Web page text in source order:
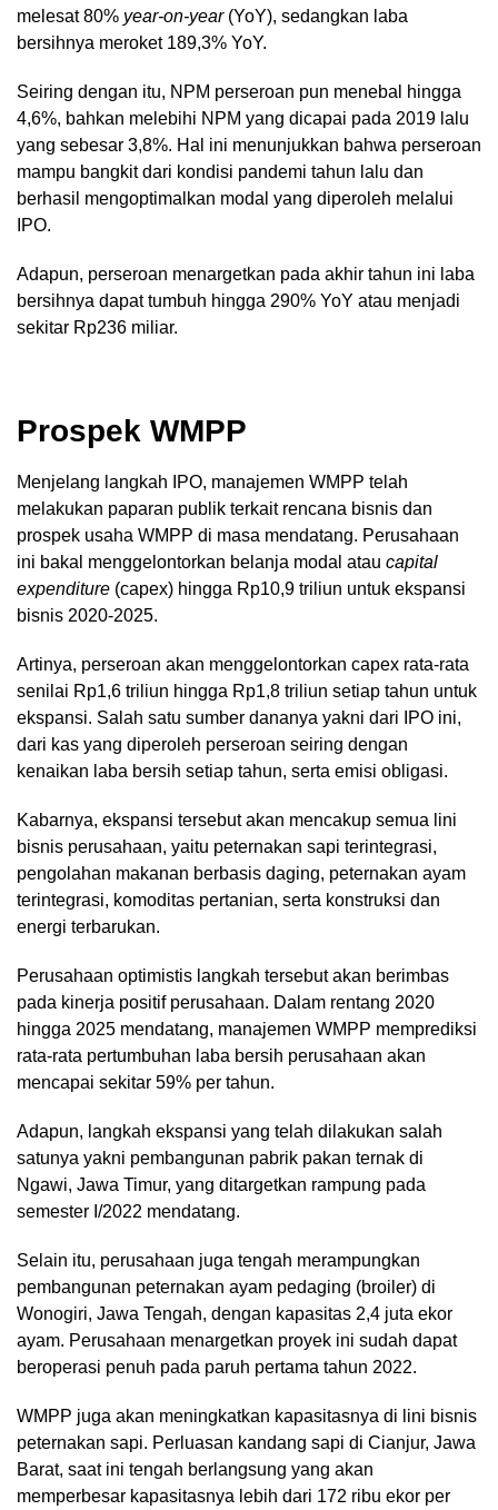
melesat 80% year-on-year(YoY), sedangkan laba
bersihnya meroket 189,3% YoY.
Seiring dengan itu, NPM perseroan pun menebal hingga
4,6%, bahkan melebihi NPM yang dicapai pada 2019 lalu
yang sebesar 3,8%. Hal ini menunjukkan bahwa perseroan
mampu bangkit dari kondisi pandemi tahun lalu dan
berhasil mengoptimalkan modal yang diperoleh melalui
IPO.
Adapun, perseroan menargetkan pada akhir tahun ini laba
bersihnya dapat tumbuh hingga 290% YoY atau menjadi
sekitar Rp236 miliar.
Prospek WMPP
Menjelang langkah IPO, manajemen WMPP telah
melakukan paparan publik terkait rencana bisnis dan
prospek usaha WMPP di masa mendatang. Perusahaan
ini bakal menggelontorkan belanja modal atau capital
expenditure (capex) hingga Rp10,9 triliun untuk ekspansi
bisnis 2020-2025.
Artinya, perseroan akan menggelontorkan capex rata-rata
senilai Rp1,6 triliun hingga Rp1,8 triliun setiap tahun untuk
ekspansi. Salah satu sumber dananya yakni dari IPO ini,
dari kas yang diperoleh perseroan seiring dengan
kenaikan laba bersih setiap tahun, serta emisi obligasi.
Kabarnya, ekspansi tersebut akan mencakup semua lini
bisnis perusahaan, yaitu peternakan sapi terintegrasi,
pengolahan makanan berbasis daging, peternakan ayam
terintegrasi, komoditas pertanian, serta konstruksi dan
energi terbarukan.
Perusahaan optimistis langkah tersebut akan berimbas
pada kinerja positif perusahaan. Dalam rentang 2020
hingga 2025 mendatang, manajemen WMPP memprediksi
rata-rata pertumbuhan laba bersih perusahaan akan
mencapai sekitar 59% per tahun.
Adapun, langkah ekspansi yang telah dilakukan salah
satunya yakni pembangunan pabrik pakan ternak di
Ngawi, Jawa Timur, yang ditargetkan rampung pada
semester I/2022 mendatang.
Selain itu, perusahaan juga tengah merampungkan
pembangunan peternakan ayam pedaging (broiler) di
Wonogiri, Jawa Tengah, dengan kapasitas 2,4 juta ekor
ayam. Perusahaan menargetkan proyek ini sudah dapat
beroperasi penuh pada paruh pertama tahun 2022.
WMPP juga akan meningkatkan kapasitasnya di lini bisnis
peternakan sapi. Perluasan kandang sapi di Cianjur, Jawa
Barat, saat ini tengah berlangsung yang akan
memperbesar kapasitasnya lebih dari 172 ribu ekor per